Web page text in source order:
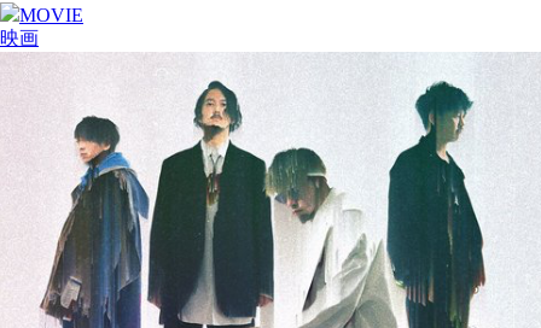
MOVIE
映画